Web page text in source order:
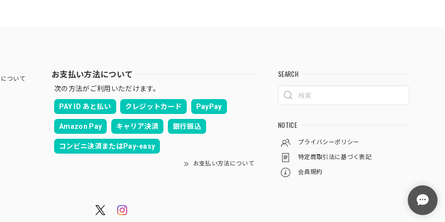
ついて お支払い方法について
次の方法がご利用いただけます。
PAY ID あと払い クレジットカード PayPay
Amazon Pay キャリア決済 銀行振込
コンビニ決済またはPay-easy
お支払い方法について
SEARCH
NOTICE
プライバシーポリシー
特定商取引法に基づく表記
会員規約